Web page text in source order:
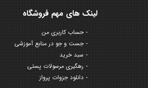
لینک های مهم فروشگاه
حساب کاربری من
جست و جو در منابع آموزشی
سبد خرید
رهگیری مرسولات پستی
دانلود جزوات پرواز